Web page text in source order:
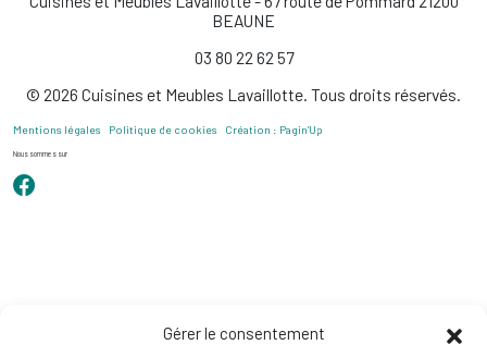
Gérer le consentement
BEAUNE
03 80 22 62 57
© 2026 Cuisines et Meubles Lavaillotte. Tous droits réservés.
Mentions légales Politique de cookies Création : Pagin’Up
Nous sommes sur